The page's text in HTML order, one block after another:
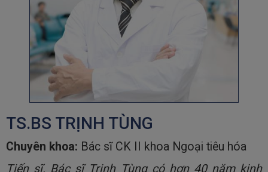
TS.BS TRỊNH TÙNG
Chuyên khoa: Bác sĩ CK II khoa Ngoại tiêu hóa
Tiến sĩ. Bác sĩ Trịnh Tùng có hơn 40 năm kinh